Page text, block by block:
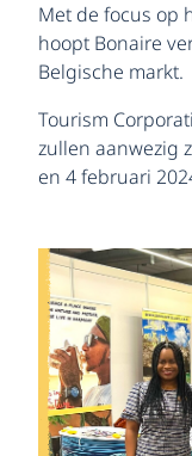
Met de focus op
hoopt Bonaire
Belgische markt.
Tourism
zullen aanwezig
en 4 februari